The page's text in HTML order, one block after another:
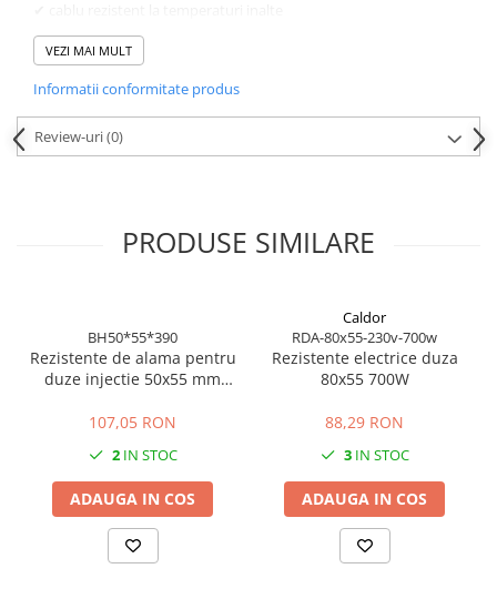
✔ compatibilitate universala
VEZI MAI MULT
Informatii conformitate produs
Review-uri(0)
PRODUSE SIMILARE
BH50*55*390
Rezistente de alama pentru
duze injectie 50x55 mm
pentru productie
107,05 RON
2IN STOC
ADAUGA IN COS
Caldor
RDA-80x55-230v-700w
Rezistente electrice duza
80x55 700W
88,29 RON
3IN STOC
ADAUGA IN COS